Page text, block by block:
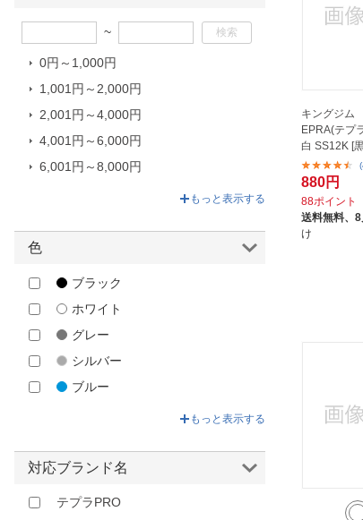
キングジム
EPRA(テプ
白 SS12K [
880円
88ポイント
送料無料、 8
け
PLASTIC~
0円～1,000円
1,001円～2,000円
2,001円～4,000円
4,001円～6,000円
6,001円～8,000円
もっと表示する
色
ブラック
ホワイト
グレー
シルバー
ブルー
イエロー
もっと表示する
対応ブランド名
テプラPRO